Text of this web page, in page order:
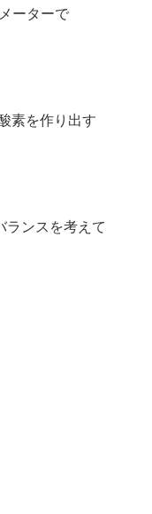
ーターで
素を作り出す
ランスを考えて